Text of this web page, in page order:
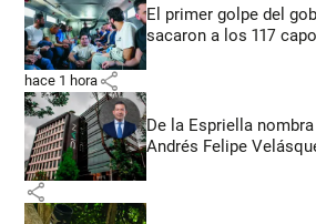
El primer golpe del
sacaron a los 117
hace 1 hora share
De la Espriella
Andrés Felipe
share